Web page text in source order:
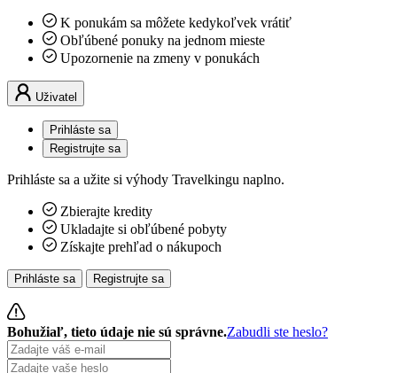
K ponukám sa môžete kedykoľvek vrátiť
Obľúbené ponuky na jednom mieste
Upozornenie na zmeny v ponukách
Uživatel
Prihláste sa
Registrujte sa
Prihláste sa a užite si výhody Travelkingu naplno.
Zbierajte kredity
Ukladajte si obľúbené pobyty
Získajte prehľad o nákupoch
Prihláste sa Registrujte sa
Bohužiaľ, tieto údaje nie sú správne.Zabudli ste heslo?